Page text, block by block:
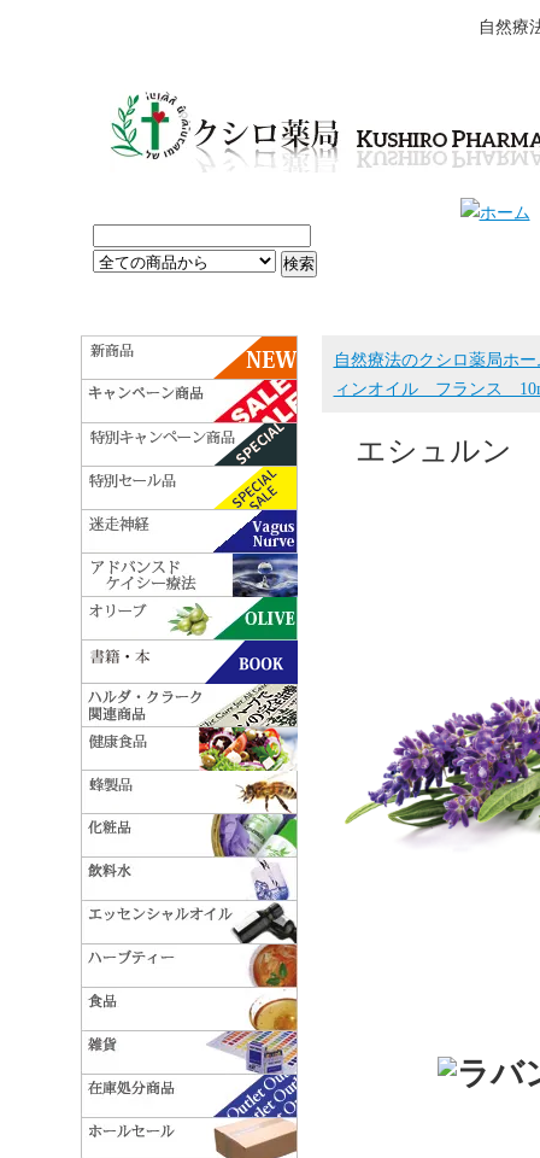
自然療
自然療法のクシロ薬局ホー
ィンオイル フランス
エシュル